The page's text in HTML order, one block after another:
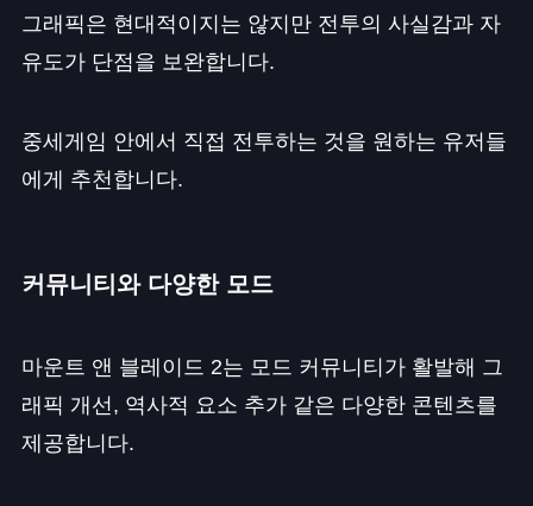
그래픽은 현대적이지는 않지만 전투의 사실감과 자
유도가 단점을 보완합니다.
중세게임 안에서 직접 전투하는 것을 원하는 유저들
에게 추천합니다.
커뮤니티와 다양한 모드
마운트 앤 블레이드 2는 모드 커뮤니티가 활발해 그
래픽 개선, 역사적 요소 추가 같은 다양한 콘텐츠를
제공합니다.